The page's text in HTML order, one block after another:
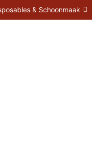
& Schoonmaak